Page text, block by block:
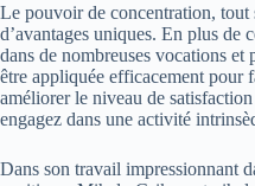
Le pouvoir de concentration, tout
d’avantages uniques. En plus de
dans de nombreuses vocations et
être appliquée efficacement pour
améliorer le niveau de
engagez dans une activité
Dans son travail impressionnant